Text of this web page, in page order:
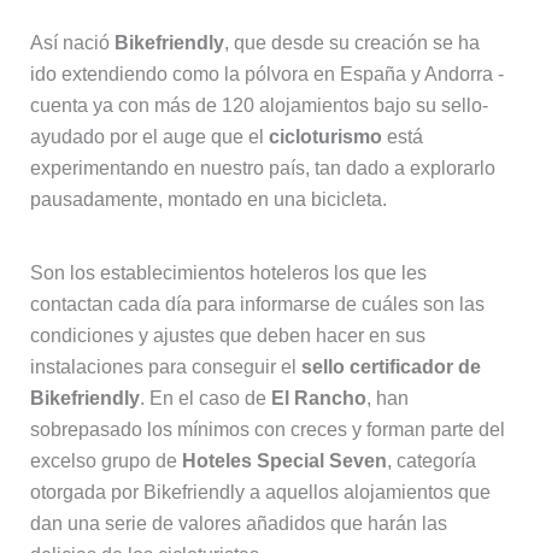
Así nacióBikefriendly, que desde su creación se ha
ido extendiendo como la pólvora en España y Andorra -
cuenta ya con más de 120 alojamientos bajo su sello-
ayudado por el auge que el cicloturismo está
experimentando en nuestro país, tan dado a explorarlo
pausadamente, montado en una bicicleta.
Son los establecimientos hoteleros los que les
contactan cada día para informarse de cuáles son las
condiciones y ajustes que deben hacer en sus
instalaciones para conseguir el sello certificador de
Bikefriendly. En el caso de El Rancho, han
sobrepasado los mínimos con creces y forman parte del
excelso grupo de Hoteles Special Seven, categoría
otorgada por Bikefriendly a aquellos alojamientos que
dan una serie de valores añadidos que harán las